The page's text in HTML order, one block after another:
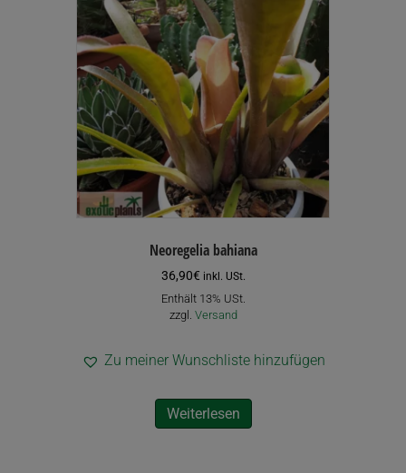
Optionen
können
auf
der
Produktseite
gewählt
werden
Neoregelia bahiana
36,90€ inkl. USt.
Enthält 13% USt.
zzgl. Versand
Zu meiner Wunschliste hinzufügen
Weiterlesen